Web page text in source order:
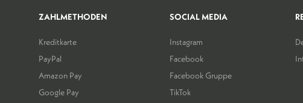
ZAHLMETHODEN
Kreditkarte
PayPal
Amazon Pay
Google Pay
SOCIAL MEDIA
Instagram
Facebook
Facebook Gruppe
TikTok